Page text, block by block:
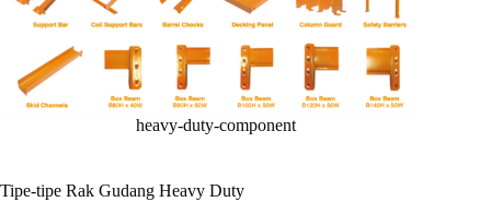
heavy-duty-component
Tipe-tipe Rak Gudang Heavy Duty